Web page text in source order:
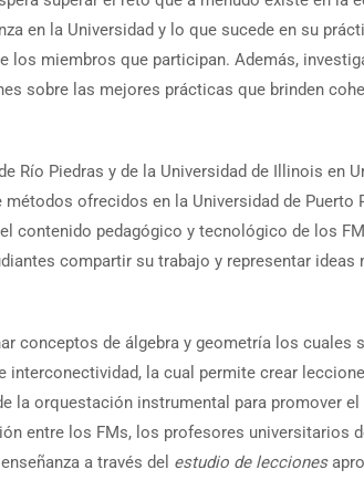
en la Universidad y lo que sucede en su
miembros que participan. Además,
sobre las mejores prácticas que brinden
Río Piedras y de la Universidad de Illinois en
ofrecidos en la Universidad de Puerto
contenido pedagógico y tecnológico de los
compartir su trabajo y representar
conceptos de álgebra y geometría los cuales
la cual permite crear
la orquestación instrumental para promover
entre los FMs, los profesores universitarios
a través del estudio de lecciones